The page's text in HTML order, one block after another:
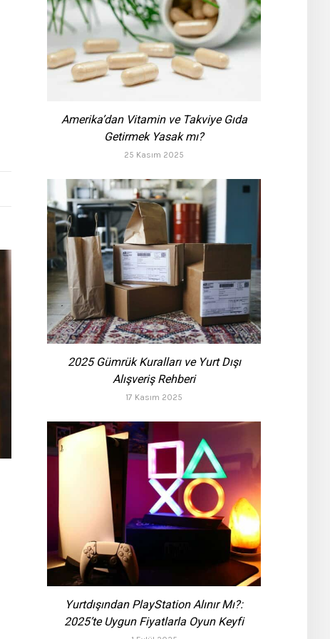
Amerika’dan Vitamin ve Takviye Gıda
Getirmek Yasak mı?
25 Kasım 2025
2025 Gümrük Kuralları ve Yurt Dışı
Alışveriş Rehberi
17 Kasım 2025
Yurtdışından PlayStation Alınır Mı?:
2025’te Uygun Fiyatlarla Oyun Keyfi